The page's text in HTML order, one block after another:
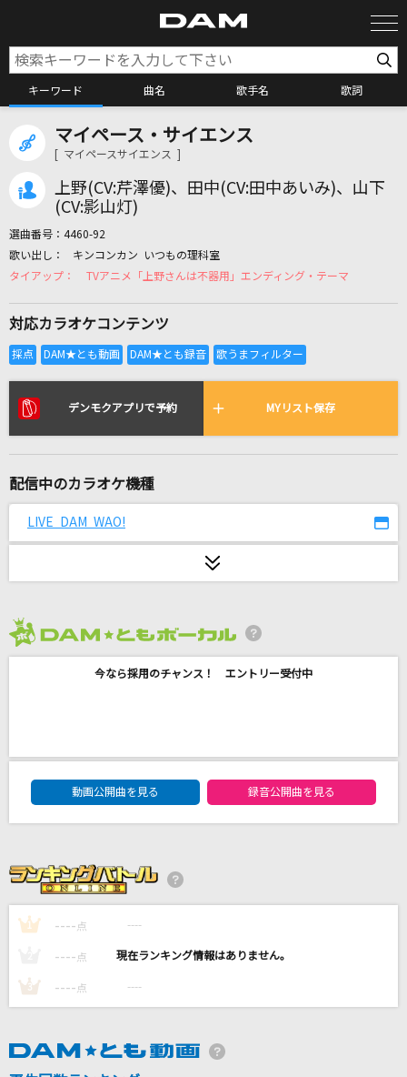
キーワード 曲名 歌手名 歌詞
カラオケ検索
カラオケ店舗検索
カラオケリクエスト
全国りれき
「じゃなくて」
嵐(アラシ)
I LOVE...
Official髭男dism
[生音]悲しみは雪のように
浜田省吾
[生音]オラはにんきもの
のはらしんのすけ
[生音]明日晴れるかな
桑田佳祐
高橋洋子
GEMN
マイペース・サイエンス
[ マイペースサイエンス ]
上野(CV:芹澤優)、田中(CV:田中あいみ)、山下
(CV:影山灯)
選曲番号： 4460-92
キンコンカン いつもの理科室
TVアニメ「上野さんは不器用」エンディング・テーマ
対応カラオケコンテンツ
デンモクアプリで予約 MYリスト保存
配信中のカラオケ機種
LIVE DAM WAO!
今なら採用のチャンス！ エントリー受付中
DAM★ともボーカルエントリーランキング
動画公開曲を見る
録音公開曲を見る
1 ---- 点 ----
---- 点 ----
3 ---- 点 ----